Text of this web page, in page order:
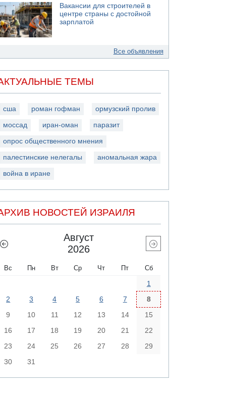
Вакансии для строителей в
центре страны с достойной
зарплатой
Все объявления
ТЕМЫ
сша роман гофман ормузский пролив
моссад иран-оман паразит
опрос общественного мнения
палестинские нелегалы аномальная жара
война в иране
НОВОСТЕЙ ИЗРАИЛЯ
Август
2026
Вс Пн Вт Ср Чт Пт Сб
1
2
3 4 5 6 7
8
9
10 11 12 13 14
15
16
17 18 19 20 21
22
23
24 25 26 27 28
29
30
31